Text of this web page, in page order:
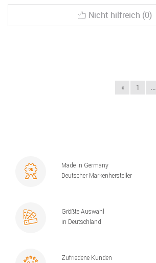
Nicht hilfreich (0)
« 1 ...
Made in Germany
Deutscher Markenhersteller
Größte Auswahl
in Deutschland
Zufriedene Kunden